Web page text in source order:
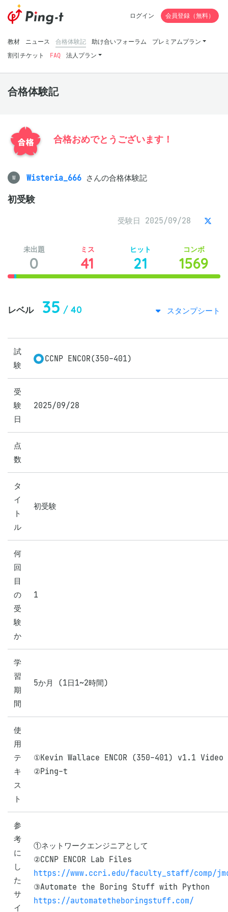
教材 ニュース 合格体験記 助け合いフォーラム
プレミアムプラン
割引チケット
FAQ 法人プラン
ログイン 会員登録（無料）
合格体験記
合格おめでとうございます！
W Wisteria_666 さんの合格体験記
初受験
受験日 2025/09/28
未出題
0
ミス
41
ヒット
21
コンボ
1569
レベル 35 / 40 スタンプシート
試
験
CCNP ENCOR(350-401)
受
験
日
2025/09/28
点
数
タ
イ
ト
ル
初受験
何
回
目
の
受
験
か
1
学
習
期
間
5か月 (1日1~2時間)
使
用
テ
キ
ス
ト
①Kevin Wallace ENCOR (350-401) v1.1
②Ping-t
参
考
に
し
た
サ
イ
①ネットワークエンジニアとして
https://www.ccri.edu/faculty_staff/comp/jmowry/
https://automatetheboringstuff.com/